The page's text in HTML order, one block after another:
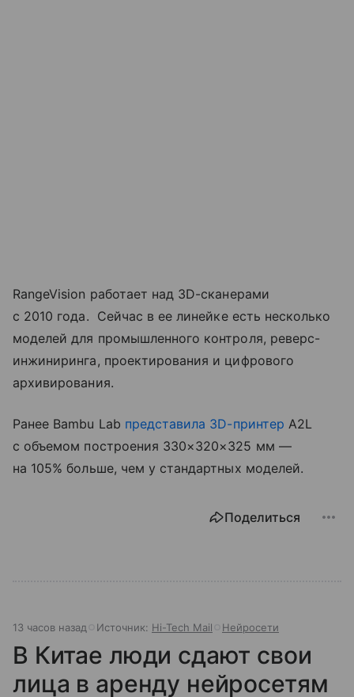
RangeVision работает над 3D-сканерами
с 2010 года. Сейчас в ее линейке есть несколько
моделей для промышленного контроля, реверс-
инжиниринга, проектирования и цифрового
архивирования.
Ранее Bambu Lab представила 3D-принтер A2L
с объемом построения 330×320×325 мм —
на 105% больше, чем у стандартных моделей.
Поделиться
13 часов назад Источник: Hi-Tech Mail Нейросети
В Китае люди сдают свои
лица в аренду нейросетям